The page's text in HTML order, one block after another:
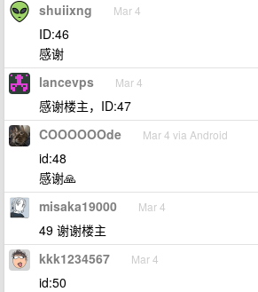
shuiixng Mar 4
ID:46
感谢
lancevps Mar 4
感谢楼主，ID:47
COOOOOOde Mar 4 via Android
id:48
感谢🙏
misaka19000 Mar 4
49 谢谢楼主
kkk1234567 Mar 4
id:50